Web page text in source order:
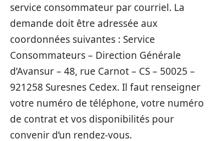
service consommateur par courriel. La
demande doit être adressée aux
coordonnées suivantes : Service
Consommateurs – Direction Générale
d’Avansur – 48, rue Carnot – CS – 50025 –
921258 Suresnes Cedex. Il faut renseigner
votre numéro de téléphone, votre numéro
de contrat et vos disponibilités pour
convenir d’un rendez-vous.